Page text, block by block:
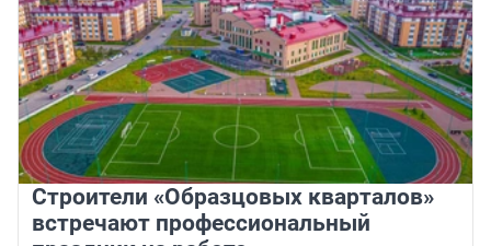
Строители «Образцовых кварталов»
встречают профессиональный